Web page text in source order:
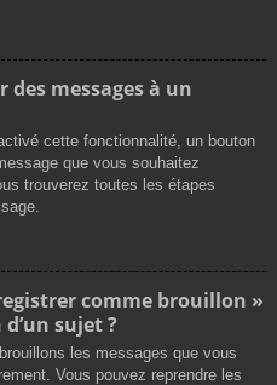
messages à un
cette fonctionnalité, un bouton
que vous souhaitez
trouverez toutes les étapes
comme brouillon »
sujet ?
les messages que vous
Vous pouvez reprendre les